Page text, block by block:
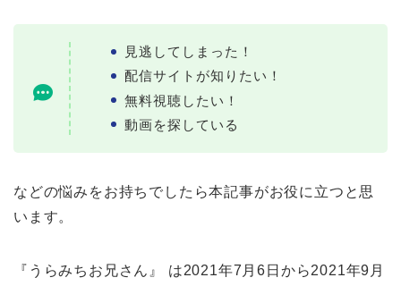
見逃してしまった！
配信サイトが知りたい！
無料視聴したい！
動画を探している
などの悩みをお持ちでしたら本記事がお役に立つと思
います。
『うらみちお兄さん』 は2021年7月6日から2021年9月